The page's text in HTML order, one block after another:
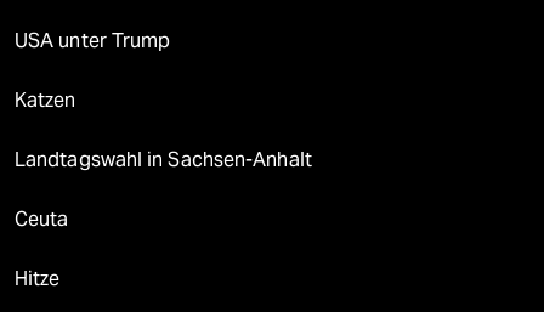
USA unter Trump
Katzen
Landtagswahl in Sachsen-Anhalt
Ceuta
Hitze